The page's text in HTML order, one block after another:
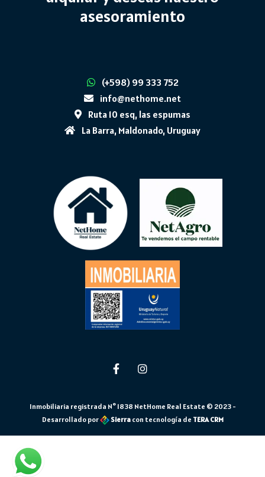
asesoramiento
(+598) 99 333 752
info@nethome.net
Ruta 10 esq, las espumas
La Barra, Maldonado, Uruguay
Inmobiliaria registrada N° 1838 NetHome Real Estate © 2023 -
Desarrollado por
Sierra con tecnología de TERA CRM